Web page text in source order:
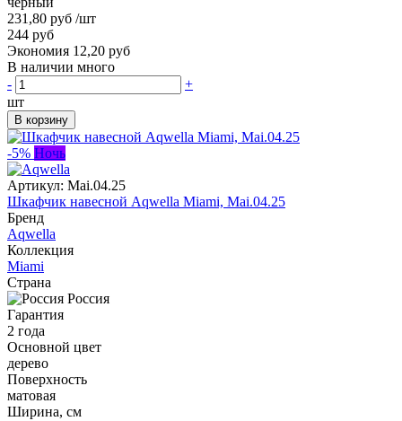
231,80 руб /шт
244 руб
Экономия 12,20 руб
В наличии много
-
+
шт
В корзину
-5% Ночь
Артикул: Mai.04.25
Шкафчик навесной Aqwella Miami, Mai.04.25
Бренд
Aqwella
Коллекция
Miami
Страна
Россия
Гарантия
2 года
Основной цвет
дерево
Поверхность
матовая
Ширина, см